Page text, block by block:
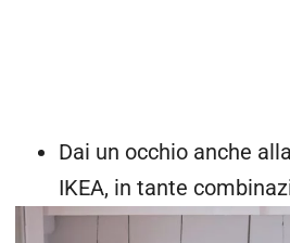
Dai un occhio anche
IKEA, in tante